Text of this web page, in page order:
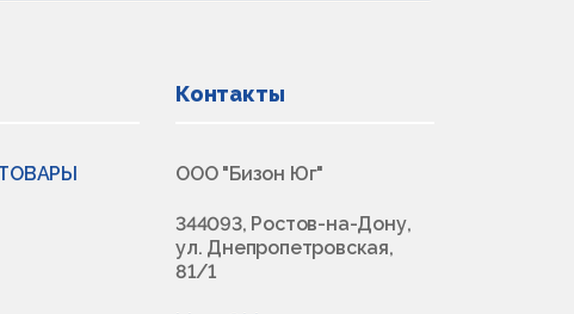
Контакты
ООО "Бизон Юг"
344093, Ростов-на-Дону,
ул. Днепропетровская,
81/1